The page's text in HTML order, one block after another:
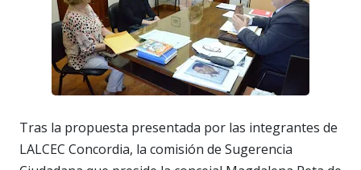
Tras la propuesta presentada por las integrantes de
LALCEC Concordia, la comisión de Sugerencia